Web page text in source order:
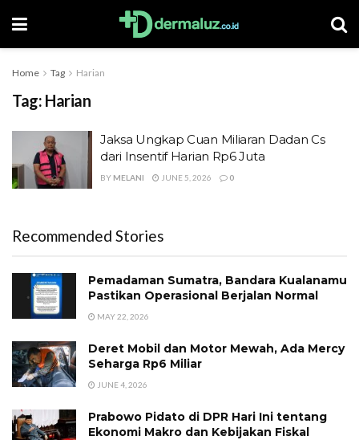
Home Tag Harian
Tag: Harian
Jaksa Ungkap Cuan Miliaran Dadan Cs
dari Insentif Harian Rp6 Juta
BY MELANI JUNE 5, 2026 0
Recommended Stories
Pemadaman Sumatra, Bandara Kualanamu
Pastikan Operasional Berjalan Normal
MAY 22, 2026
Deret Mobil dan Motor Mewah, Ada Mercy
Seharga Rp6 Miliar
JUNE 4, 2026
Prabowo Pidato di DPR Hari Ini tentang
Ekonomi Makro dan Kebijakan Fiskal